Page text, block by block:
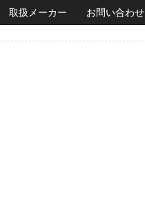
取扱メーカー お問い合わせ